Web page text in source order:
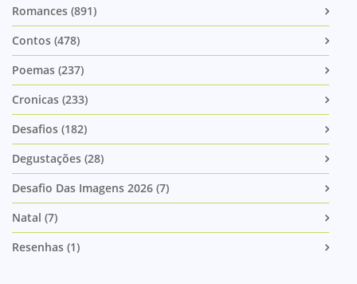
Romances (891)
Contos (478)
Poemas (237)
Cronicas (233)
Desafios (182)
Degustações (28)
Desafio Das Imagens 2026 (7)
Natal (7)
Resenhas (1)